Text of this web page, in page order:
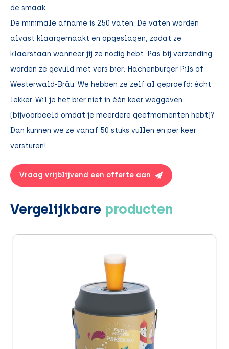
de smaak.
De minimale afname is 250 vaten. De vaten worden
alvast klaargemaakt en opgeslagen, zodat ze
klaarstaan wanneer jij ze nodig hebt. Pas bij verzending
worden ze gevuld met vers bier: Hachenburger Pils of
Westerwald-Bräu. We hebben ze zelf al geproefd: écht
lekker. Wil je het bier niet in één keer weggeven
(bijvoorbeeld omdat je meerdere geefmomenten hebt)?
Dan kunnen we ze vanaf 50 stuks vullen en per keer
versturen!
Vraag vrijblijvend een offerte aan
Vergelijkbare producten